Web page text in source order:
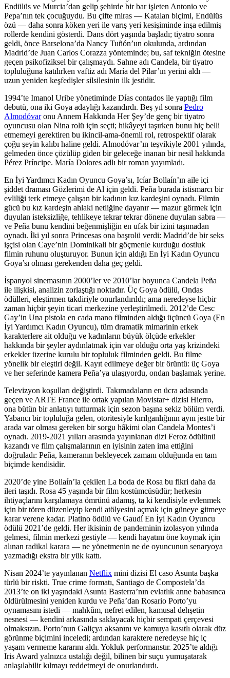
Endülüs ve Murcia’dan gelip şehirde bir bar işleten Antonio ve
Pepa’nın tek çocuğuydu. Bu çifte miras — Katalan biçimi, Endülüs
özü — daha sonra köken yeri ile varış yeri kesişiminde inşa edilmiş
rollerde kendini gösterdi. Dans dört yaşında başladı; tiyatro sonra
geldi, önce Barselona’da Nancy Tuñón’un okulunda, ardından
Madrid’de Juan Carlos Corazza yönteminde; bu, saf tekniğin ötesine
geçen psikofiziksel bir çalışmaydı. Sahne adı Candela, bir tiyatro
topluluğuna katılırken vaftiz adı María del Pilar’ın yerini aldı —
uzun yeniden keşfedişler silsilesinin ilk jestidir.
1994’te Imanol Uribe yönetiminde Días contados ile yaptığı film
debutü, ona iki Goya adaylığı kazandırdı. Beş yıl sonra Pedro
Almodóvaronu Annem Hakkında Her Şey’de genç bir tiyatro
oyuncusu olan Nina rolü için seçti; hikâyeyi taşırken bunu hiç belli
etmemeyi gerektiren bu ikincil-ama-önemli rol, retrospektif olarak
çoğu şeyin kalıbı haline geldi. Almodóvar’ın teşvikiyle 2001 yılında,
gelmeden önce çözülüp giden bir geleceğe inanan bir nesil hakkında
Pérez Príncipe. María Dolores adlı bir roman yayımladı.
En İyi Yardımcı Kadın Oyuncu Goya’sı, Icíar Bollaín’ın aile içi
şiddet draması Gözlerimi de Al için geldi. Peña burada istismarcı bir
evliliği terk etmeye çalışan bir kadının kız kardeşini oynadı. Filmin
gücü bu kız kardeşin ahlaki netliğine dayanır — mazur görmek için
duyulan isteksizliğe, tehlikeye tekrar tekrar dönene duyulan sabra —
ve Peña bunu kendini beğenmişliğin en ufak bir izini taşımadan
oynadı. İki yıl sonra Princesas ona başrolü verdi: Madrid’de bir seks
işçisi olan Caye’nin Dominikali bir göçmenle kurduğu dostluk
filmin ruhunu oluşturuyor. Bunun için aldığı En İyi Kadın Oyuncu
Goya’sı olması gerekenden daha geç geldi.
İspanyol sinemasının 2000’ler ve 2010’lar boyunca Candela Peña
ile ilişkisi, analizin zorlaştığı noktadır. Üç Goya ödülü, Ondas
ödülleri, eleştirmen takdiriyle onurlandırıldı; ama neredeyse hiçbir
zaman hiçbir şeyin ticari merkezine yerleştirilmedi. 2012’de Cesc
Gay’in Una pistola en cada mano filminden aldığı üçüncü Goya (En
İyi Yardımcı Kadın Oyuncu), tüm dramatik mimarinin erkek
karakterlere ait olduğu ve kadınların büyük ölçüde erkekler
hakkında bir şeyler aydınlatmak için var olduğu orta yaş krizindeki
erkekler üzerine kurulu bir topluluk filminden geldi. Bu filme
yönelik bir eleştiri değil. Kayıt edilmeye değer bir örüntü: üç Goya
ve her seferinde kamera Peña’ya ulaşıyordu, ondan başlamak yerine.
Televizyon koşulları değiştirdi. Takımadaların en ücra adasında
geçen ve ARTE France ile ortak yapılan Movistar+ dizisi Hierro,
ona bütün bir anlatıyı tutturmak için sezon başına sekiz bölüm verdi.
Yabancı bir topluluğa gelen, otoritesiyle kırılganlığının aynı jestte bir
arada var olması gereken bir sorgu hâkimi olan Candela Montes’i
oynadı. 2019-2021 yılları arasında yayınlanan dizi Feroz ödülünü
kazandı ve film çalışmalarının en iyisinin zaten ima ettiğini
doğruladı: Peña, kameranın bekleyecek zamanı olduğunda en tam
biçimde kendisidir.
2020’de yine Bollaín’la çekilen La boda de Rosa bu fikri daha da
ileri taşıdı. Rosa 45 yaşında bir film kostümcüsüdür; herkesin
ihtiyaçlarını karşılamaya ömrünü adamış, ta ki kendisiyle evlenmek
için bir tören düzenleyip kendi atölyesini açmak için güneye gitmeye
karar verene kadar. Platino ödülü ve Gaudí En İyi Kadın Oyuncu
ödülü 2021’de geldi. Her ikisinin de pandeminin izolasyon yılında
gelmesi, filmin merkezi gestiyle — kendi hayatını öne koymak için
alınan radikal karara — ne yönetmenin ne de oyuncunun senaryoya
yazmadığı ekstra bir yük kattı.
Nisan 2024’te yayınlanan Netflix mini dizisi El caso Asunta başka
türlü bir riskti. True crime formatı, Santiago de Compostela’da
2013’te on iki yaşındaki Asunta Basterra’nın evlatlık anne babasınca
öldürülmesini yeniden kurdu ve Peña’dan Rosario Porto’yu
oynamasını istedi — mahkûm, nefret edilen, kamusal dehşetin
nesnesi — kendini arkasında saklayacak hiçbir sempati çerçevesi
olmaksızın. Porto’nun Galiçya aksanını ve kamuya kasıtlı olarak düz
görünme biçimini inceledi; ardından karaktere neredeyse hiç iç
yaşam vermeme kararını aldı. Yokluk performanstır. 2025’te aldığı
Iris Award yalnızca ustalığı değil, bilinen bir suçu yumuşatarak
anlaşılabilir kılmayı reddetmeyi de onurlandırdı.